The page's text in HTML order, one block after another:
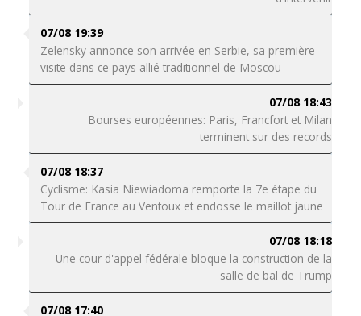
07/08 19:39
Zelensky annonce son arrivée en Serbie, sa première
visite dans ce pays allié traditionnel de Moscou
07/08 18:43
Bourses européennes: Paris, Francfort et Milan
terminent sur des records
07/08 18:37
Cyclisme: Kasia Niewiadoma remporte la 7e étape du
Tour de France au Ventoux et endosse le maillot jaune
07/08 18:18
Une cour d'appel fédérale bloque la construction de la
salle de bal de Trump
07/08 17:40